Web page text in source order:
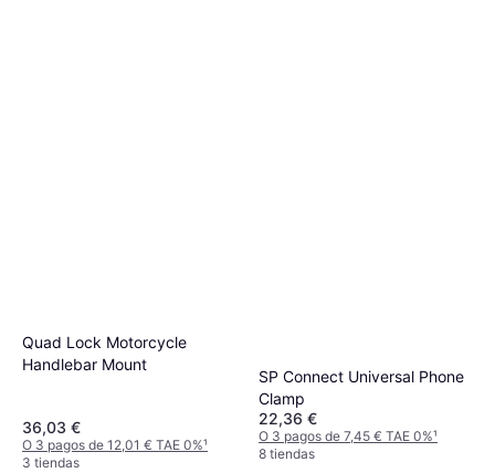
Quad Lock Motorcycle
Handlebar Mount
36,03 €
O 3 pagos de 12,01 € TAE 0%¹
3 tiendas
SP Connect Universal Phone
Clamp
22,36 €
O 3 pagos de 7,45 € TAE 0%¹
8 tiendas